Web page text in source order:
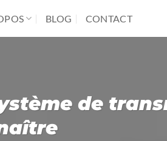
BLOG CONTACT
de